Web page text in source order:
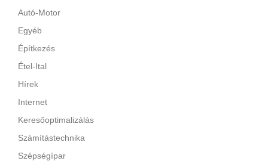
Autó-Motor
Egyéb
Építkezés
Étel-Ital
Hírek
Internet
Keresőoptimalizálás
Számítástechnika
Szépségípar